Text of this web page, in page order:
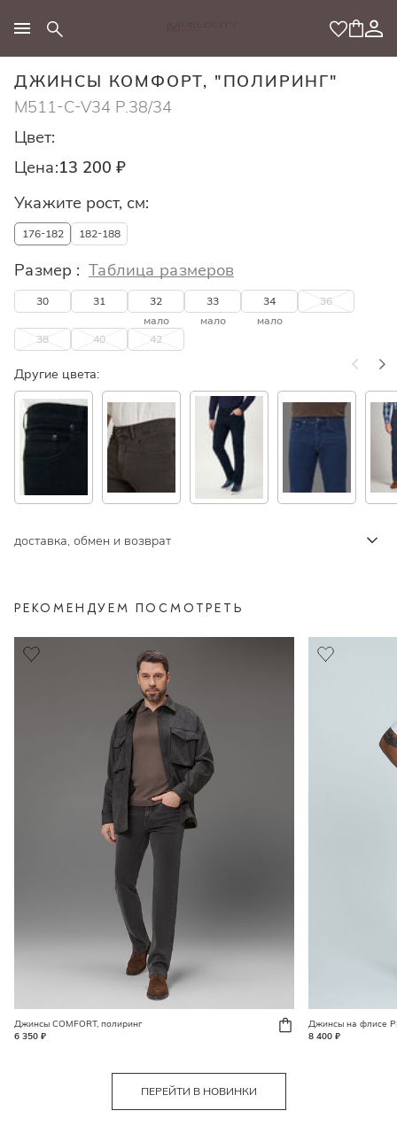
ДЖИНСЫ КОМФОРТ, "ПОЛИРИНГ"
M511-C-V34 Р.38/34
Цвет:
Цена:13 200 ₽
Укажите рост, см:
176-182 182-188
Размер : Таблица размеров
30 31
32
мало
33
мало
34
мало
36
38 40 42
Другие цвета:
доставка, обмен и возврат
РЕКОМЕНДУЕМ ПОСМОТРЕТЬ
Джинсы COMFORT, полиринг
6 350 ₽
Джинсы на флисе
8 400 ₽
ПЕРЕЙТИ В НОВИНКИ